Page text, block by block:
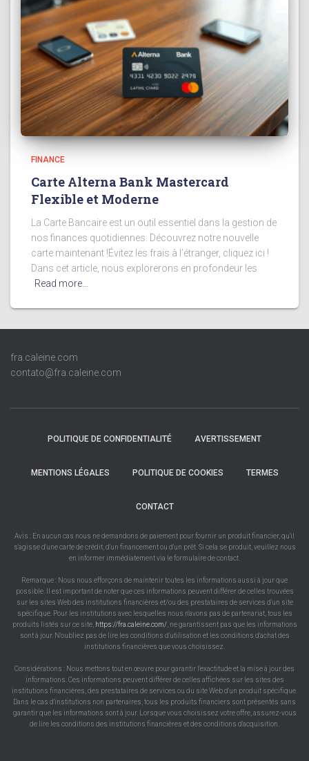
FINANCE
Carte Alterna Bank Mastercard
Flexible et Moderne
La Carte Bancaire est un outil essentiel dans la gestion de
nos finances quotidiennes. Découvrez notre nouvelle
carte maintenant !Évitez les frais à l’étranger, cliquez ici !
Dans cet article, nous explorerons en profondeur les
Read more…
fra.caleine.com
contato@fra.caleine.com
POLITIQUE DE CONFIDENTIALITÉ AVERTISSEMENT
MENTIONS LÉGALES POLITIQUE DE COOKIES TERMES
CONTACT
Avis : En aucun cas nous ne demandons de paiement pour fournir un produit financier, qu'il
s'agisse d'une carte de crédit, d'un financement ou d'un prêt. Si cela se produit, veuillez nous
en informer immédiatement via le formulaire de contact.
Remarque : Nous nous efforçons de maintenir toutes les informations aussi à jour que
possible. Il est important de noter que ces informations peuvent différer de celles trouvées
sur les sites Web des institutions financières et/ou des prestataires de services d'un site
spécifique. Pour les institutions avec lesquelles nous n'avons pas de partenariat, tous les
produits listés sur ce site, https://fra.caleine.com/, ne garantissent pas que les informations
sont à jour. N'oubliez pas de lire les conditions d'utilisation et les conditions d'achat des
institutions financières que vous choisissez.
Considérations : Nous mettons tout en œuvre pour garantir l'exactitude et la mise à jour des
informations. Ces informations peuvent différer de celles affichées sur les sites des
institutions financières, des prestataires de services ou du site Web d'un produit spécifique.
Dans le cas d'institutions non partenaires, tous les produits financiers sont présentés sans
garantir que les informations sont à jour. Lorsque vous choisissez votre offre, assurez-vous
de lire les conditions des institutions financières et des conditions d'acquisition.